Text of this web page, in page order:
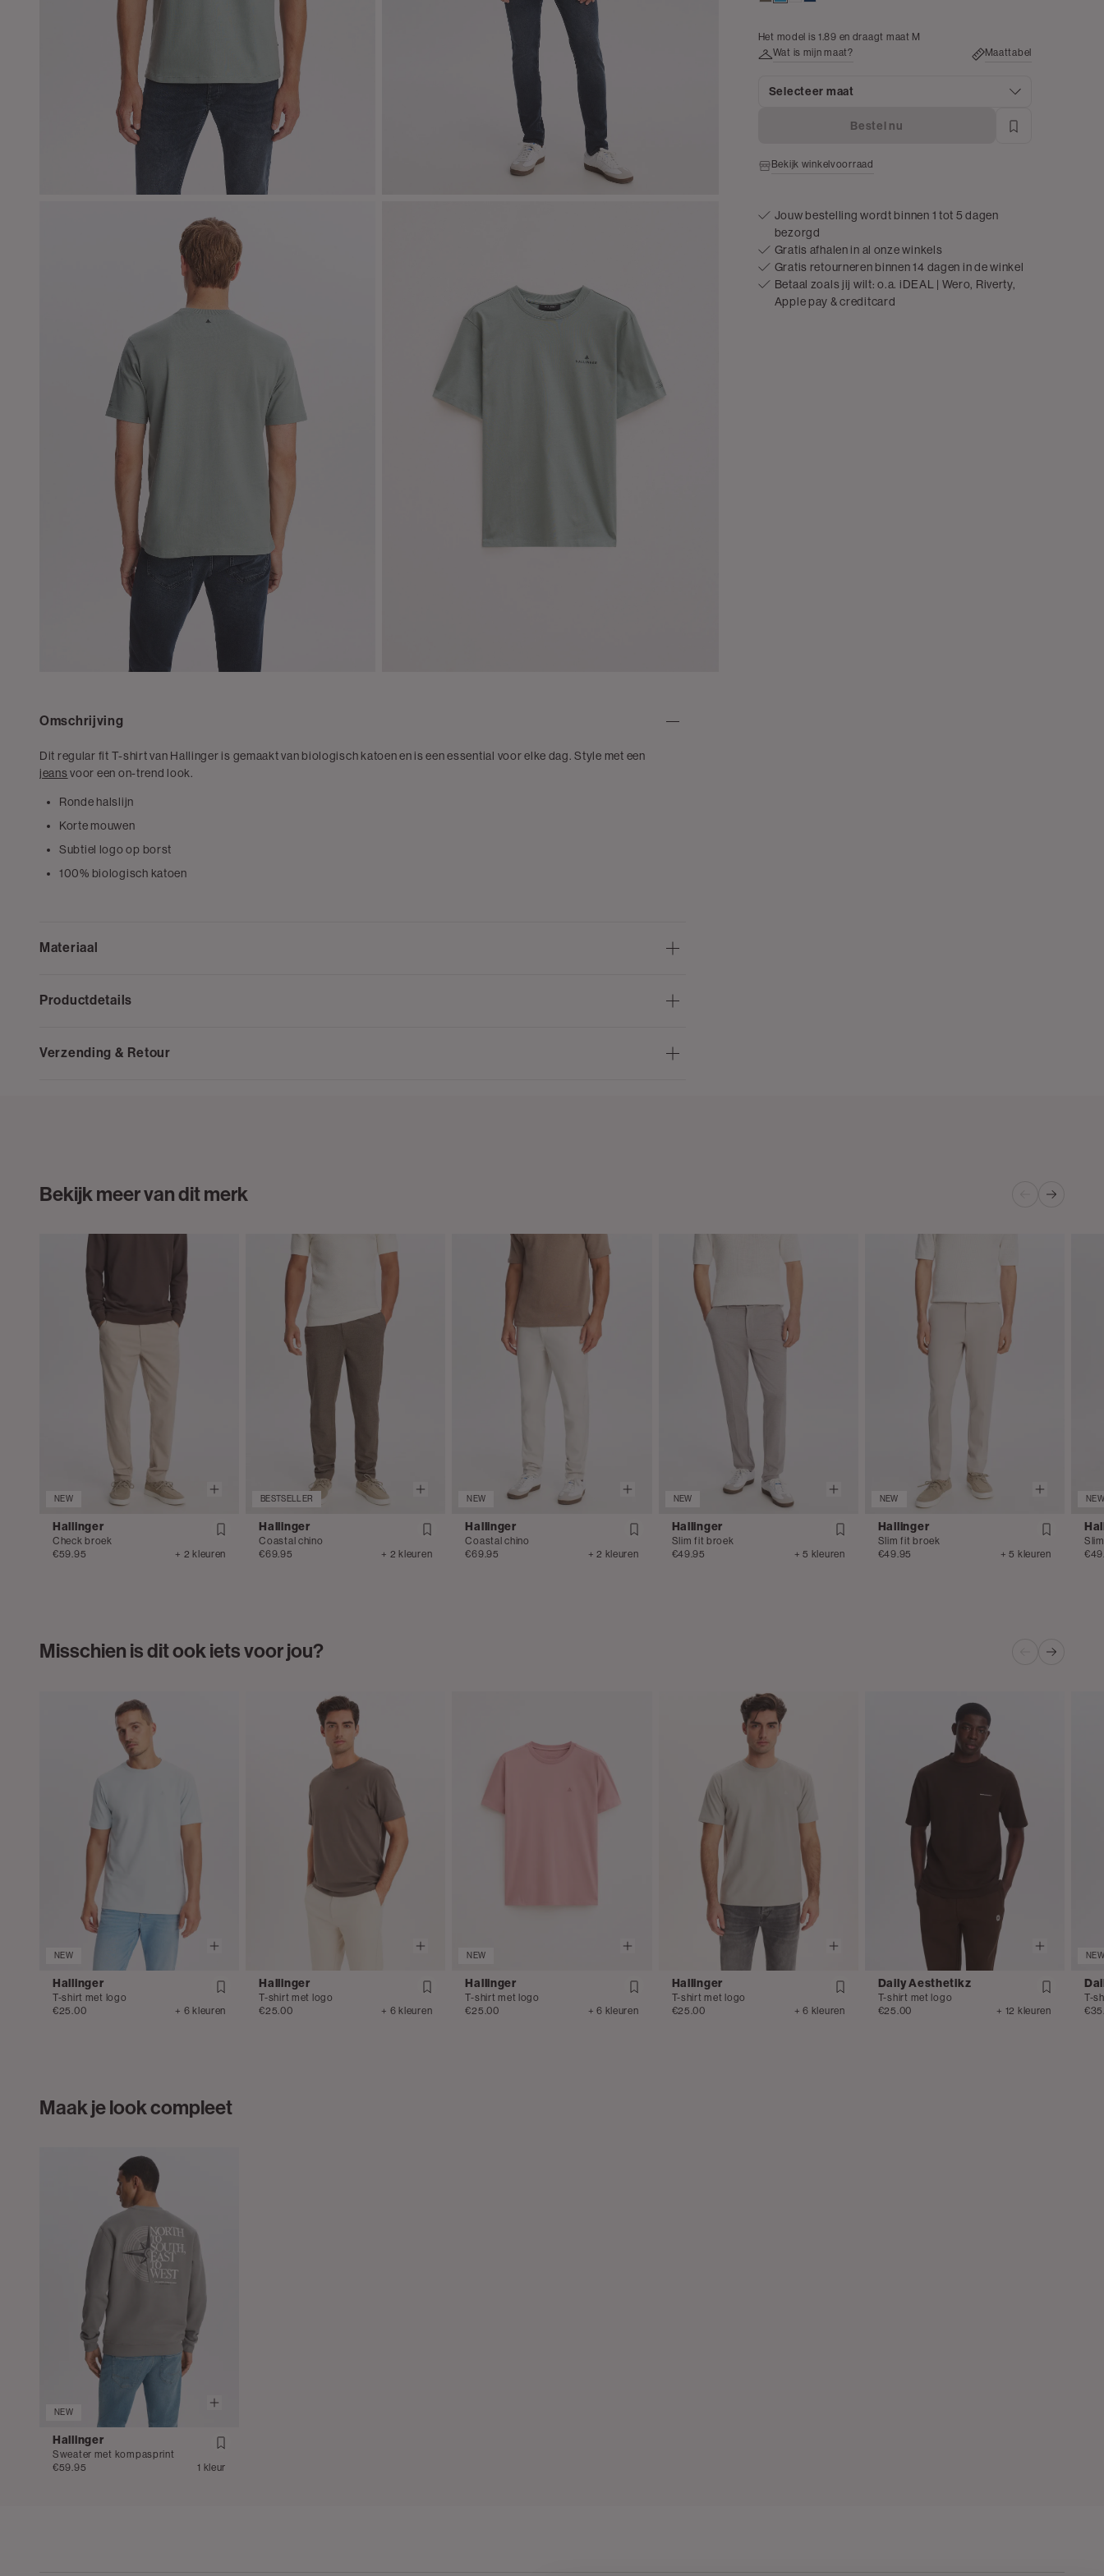
Het model is 1.89 en draagt maat M
Wat is mijn maat?
Maattabel
Selecteer maat
Bestel nu
Bekijk winkelvoorraad
Jouw bestelling wordt binnen 1 tot 5 dagen
bezorgd
Gratis afhalen in al onze winkels
Gratis retourneren binnen 14 dagen in de winkel
Betaal zoals jij wilt: o.a. iDEAL | Wero, Riverty,
Apple pay & creditcard
Omschrijving
Dit regular fit T-shirt van Hallinger is gemaakt van biologisch katoen en is een essential voor elke dag. Style met een
jeansvoor een on-trend look.
Ronde halslijn
Korte mouwen
Subtiel logo op borst
100% biologisch katoen
Materiaal
Productdetails
Verzending & Retour
Bekijk meer van dit merk
NEW
Hallinger
Check broek
€59.95
+ 2 kleuren
BESTSELLER
Hallinger
Coastal chino
€69.95
+ 2 kleuren
NEW
Hallinger
Coastal chino
€69.95
+ 2 kleuren
NEW
Hallinger
Slim fit broek
€49.95
+ 5 kleuren
NEW
Hallinger
Slim fit broek
€49.95
+ 5 kleuren
NEW
Misschien is dit ook iets voor jou?
NEW
Hallinger
T-shirt met logo
€25.00
+ 6 kleuren
Hallinger
T-shirt met logo
€25.00
+ 6 kleuren
NEW
Hallinger
T-shirt met logo
€25.00
+ 6 kleuren
Hallinger
T-shirt met logo
€25.00
+ 6 kleuren
Daily Aesthetikz
T-shirt met logo
€25.00
+ 12 kleuren
NEW
T-
Maak je look compleet
NEW
Hallinger
Sweater met kompasprint
€59.95
1 kleur